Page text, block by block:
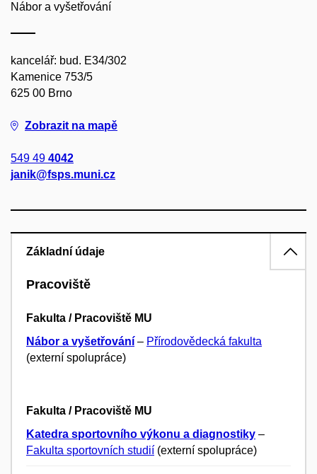
Nábor a vyšetřování
kancelář: bud. E34/302
Kamenice 753/5
625 00 Brno
Zobrazit na mapě
549 49 4042
janik@fsps.muni.cz
Základní údaje
Pracoviště
Fakulta / Pracoviště MU
Nábor a vyšetřování – Přírodovědecká fakulta
(externí spolupráce)
Fakulta / Pracoviště MU
Katedra sportovního výkonu a diagnostiky –
Fakulta sportovních studií (externí spolupráce)